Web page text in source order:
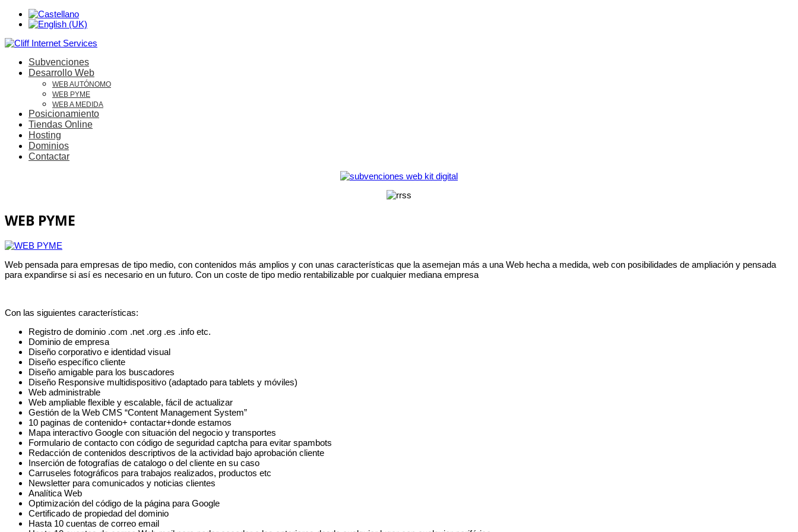
Subvenciones
Desarrollo Web
WEB AUTÓNOMO
WEB PYME
WEB A MEDIDA
Posicionamiento
Tiendas Online
Hosting
Dominios
Contactar
WEB PYME
Web pensada para empresas de tipo medio, con contenidos más amplios y con unas características que la asemejan más a una Web hecha a medida, web con posibilidades de ampliación y pensada
para expandirse si así es necesario en un futuro. Con un coste de tipo medio rentabilizable por cualquier mediana empresa
Con las siguientes características:
Registro de dominio .com .net .org .es .info etc.
Dominio de empresa
Diseño corporativo e identidad visual
Diseño específico cliente
Diseño amigable para los buscadores
Diseño Responsive multidispositivo (adaptado para tablets y móviles)
Web administrable
Web ampliable flexible y escalable, fácil de actualizar
Gestión de la Web CMS “Content Management System”
10 paginas de contenido+ contactar+donde estamos
Mapa interactivo Google con situación del negocio y transportes
Formulario de contacto con código de seguridad captcha para evitar spambots
Redacción de contenidos descriptivos de la actividad bajo aprobación cliente
Inserción de fotografías de catalogo o del cliente en su caso
Carruseles fotográficos para trabajos realizados, productos etc
Newsletter para comunicados y noticias clientes
Analítica Web
Optimización del código de la página para Google
Certificado de propiedad del dominio
Hasta 10 cuentas de correo email